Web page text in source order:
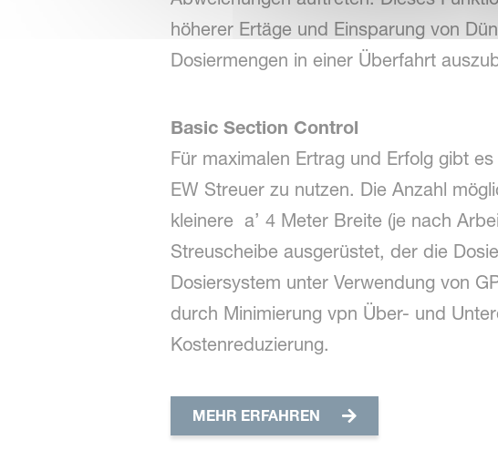
höherer Ertäge und Einsparung von
Dosiermengen in einer Überfahrt
Basic Section Control
Für maximalen Ertrag und Erfolg gibt
EW Streuer zu nutzen. Die Anzahl
kleinere a’ 4 Meter Breite (je nach
Streuscheibe ausgerüstet, der die
Dosiersystem unter Verwendung von
durch Minimierung vpn Über- und
Kostenreduzierung.
MEHR ERFAHREN